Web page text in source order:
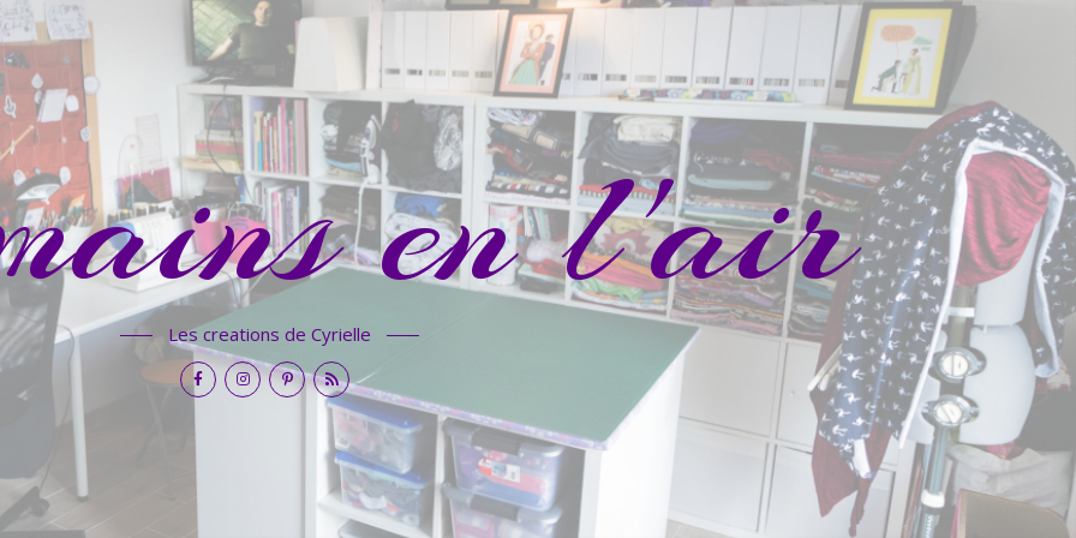
en l'air
Les creations de Cyrielle